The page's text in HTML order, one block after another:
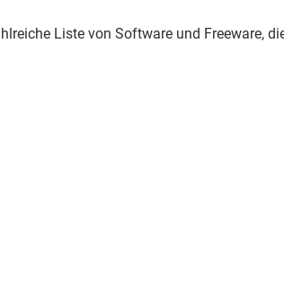
Liste von Software und Freeware,